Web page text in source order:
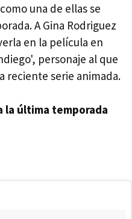
una de ellas se
A Gina Rodriguez
en la película en
personaje al que
reciente serie animada.
la última temporada